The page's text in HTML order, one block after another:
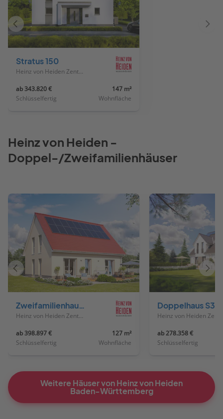
Stratus 150
Heinz von Heiden Zentrale
ab 343.820 €
Schlüsselfertig
147 m²
Wohnfläche
Vorheriges
Haus
Heinz von Heiden -
Doppel-/Zweifamilienhäuser
Zweifamilienhaus 64K
Heinz von Heiden Zentrale
ab 398.897 €
Schlüsselfertig
127 m²
Wohnfläche
Doppelhaus
ab 278.358 €
Schlüsselfertig
Vorheriges
Weitere Häuser von Heinz von Heiden
Baden-Württemberg